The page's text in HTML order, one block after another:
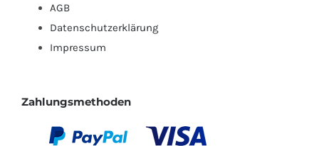
AGB
Datenschutzerklärung
Impressum
Zahlungsmethoden